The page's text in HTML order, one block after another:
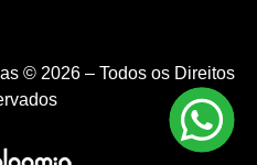
© 2026 – Todos os Direitos